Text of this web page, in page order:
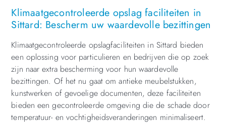
Klimaatgecontroleerde opslag faciliteiten in
Sittard: Bescherm uw waardevolle bezittingen
Klimaatgecontroleerde opslagfaciliteiten in Sittard bieden
een oplossing voor particulieren en bedrijven die op zoek
zijn naar extra bescherming voor hun waardevolle
bezittingen. Of het nu gaat om antieke meubelstukken,
kunstwerken of gevoelige documenten, deze faciliteiten
bieden een gecontroleerde omgeving die de schade door
temperatuur- en vochtigheidsveranderingen minimaliseert.